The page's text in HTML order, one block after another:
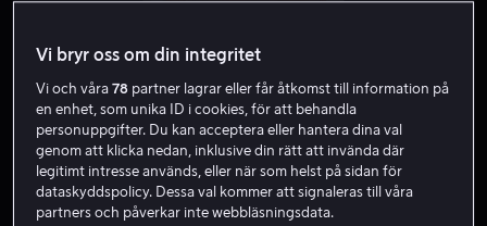
Peter Boyle
Skådespelare Gäst
Vi bryr oss om din integritet
Vi och våra78 partner lagrar eller får åtkomst till information på
en enhet, som unika ID i cookies, för att behandla
personuppgifter. Du kan acceptera eller hantera dina val
genom att klicka nedan, inklusive din rätt att invända där
legitimt intresse används, eller när som helst på sidan för
dataskyddspolicy. Dessa val kommer att signaleras till våra
partners och påverkar inte webbläsningsdata.